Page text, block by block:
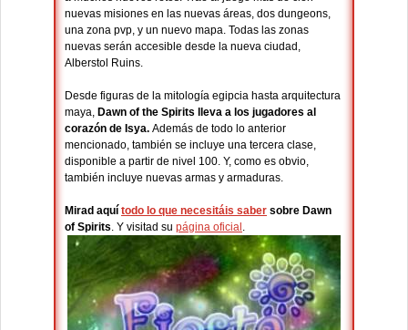
nuevas misiones en las nuevas áreas, dos dungeons,
una zona pvp, y un nuevo mapa. Todas las zonas
nuevas serán accesible desde la nueva ciudad,
Alberstol Ruins.
Desde figuras de la mitología egipcia hasta arquitectura
maya, Dawn of the Spirits lleva a los jugadores al
corazón de Isya. Además de todo lo anterior
mencionado, también se incluye una tercera clase,
disponible a partir de nivel 100. Y, como es obvio,
también incluye nuevas armas y armaduras.
Mirad aquí todo lo que necesitáis saber sobre Dawn
of Spirits. Y visitad su página oficial .